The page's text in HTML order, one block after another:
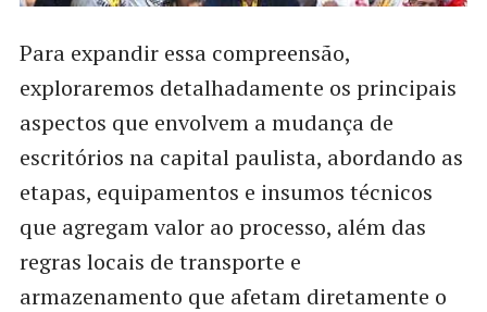
Para expandir essa compreensão,
exploraremos detalhadamente os principais
aspectos que envolvem a mudança de
escritórios na capital paulista, abordando as
etapas, equipamentos e insumos técnicos
que agregam valor ao processo, além das
regras locais de transporte e
armazenamento que afetam diretamente o